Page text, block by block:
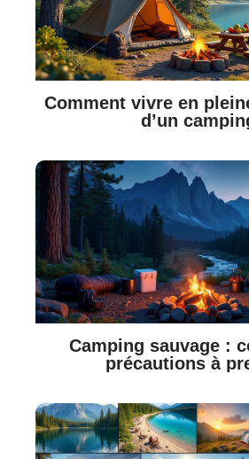
Comment vivre en
d’un
Camping sauvage :
précautions à